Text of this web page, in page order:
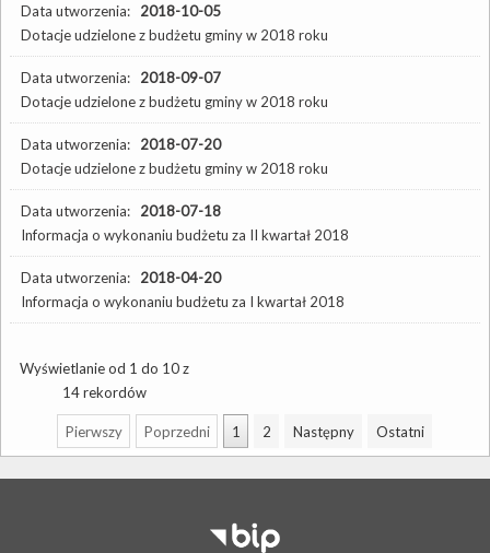
Data utworzenia: 2018-10-05
Dotacje udzielone z budżetu gminy w 2018 roku
Data utworzenia: 2018-09-07
Dotacje udzielone z budżetu gminy w 2018 roku
Data utworzenia: 2018-07-20
Dotacje udzielone z budżetu gminy w 2018 roku
Data utworzenia: 2018-07-18
Informacja o wykonaniu budżetu za II kwartał 2018
Data utworzenia: 2018-04-20
Informacja o wykonaniu budżetu za I kwartał 2018
Wyświetlanie od 1 do 10 z
14 rekordów
Pierwszy Poprzedni 1 2 Następny Ostatni